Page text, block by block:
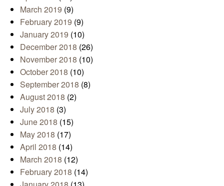
March 2019 (9)
February 2019 (9)
January 2019 (10)
December 2018 (26)
November 2018 (10)
October 2018 (10)
September 2018 (8)
August 2018 (2)
July 2018 (3)
June 2018 (15)
May 2018 (17)
April 2018 (14)
March 2018 (12)
February 2018 (14)